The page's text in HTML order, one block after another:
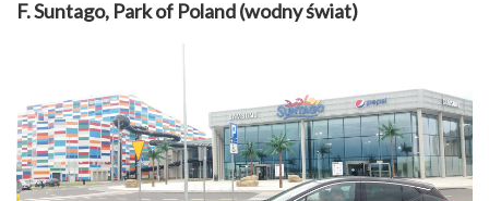
F. Suntago, Park of Poland (wodny świat)